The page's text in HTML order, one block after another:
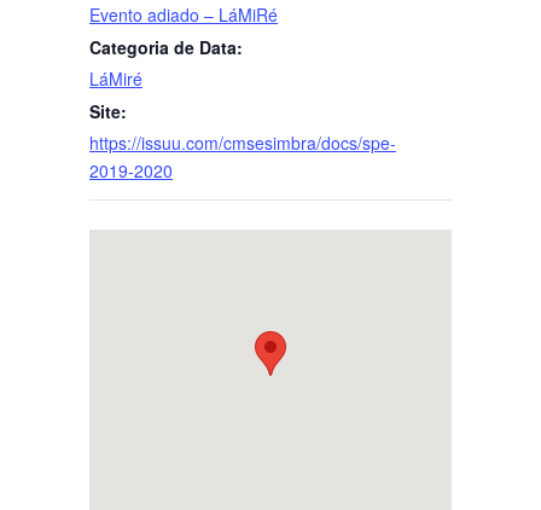
Evento adiado – LáMiRé
Categoria de Data:
LáMiré
Site:
https://issuu.com/cmsesimbra/docs/spe-
2019-2020